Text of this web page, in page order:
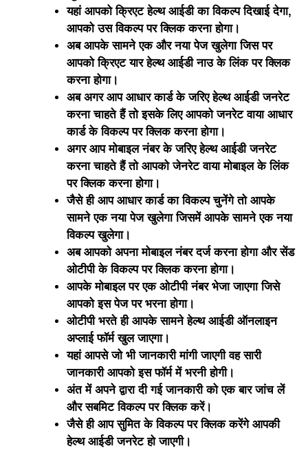
यहां आपको क्रिएट हेल्थ आईडी का विकल्प दिखाई देगा,
आपको उस विकल्प पर क्लिक करना होगा।
अब आपके सामने एक और नया पेज खुलेगा जिस पर
आपको क्रिएट यार हेल्थ आईडी नाउ के लिंक पर क्लिक
करना होगा।
अब अगर आप आधार कार्ड के जरिए हेल्थ आईडी जनरेट
करना चाहते हैं तो इसके लिए आपको जनरेट वाया आधार
कार्ड के विकल्प पर क्लिक करना होगा।
अगर आप मोबाइल नंबर के जरिए हेल्थ आईडी जनरेट
करना चाहते हैं तो आपको जेनरेट वाया मोबाइल के लिंक
पर क्लिक करना होगा।
जैसे ही आप आधार कार्ड का विकल्प चुनेंगे तो आपके
सामने एक नया पेज खुलेगा जिसमें आपके सामने एक नया
विकल्प खुलेगा।
अब आपको अपना मोबाइल नंबर दर्ज करना होगा और सेंड
ओटीपी के विकल्प पर क्लिक करना होगा।
आपके मोबाइल पर एक ओटीपी नंबर भेजा जाएगा जिसे
आपको इस पेज पर भरना होगा।
ओटीपी भरते ही आपके सामने हेल्थ आईडी ऑनलाइन
अप्लाई फॉर्म खुल जाएगा।
यहां आपसे जो भी जानकारी मांगी जाएगी वह सारी
जानकारी आपको इस फॉर्म में भरनी होगी।
अंत में अपने द्वारा दी गई जानकारी को एक बार जांच लें
और सबमिट विकल्प पर क्लिक करें।
जैसे ही आप सुमित के विकल्प पर क्लिक करेंगे आपकी
हेल्थ आईडी जनरेट हो जाएगी।